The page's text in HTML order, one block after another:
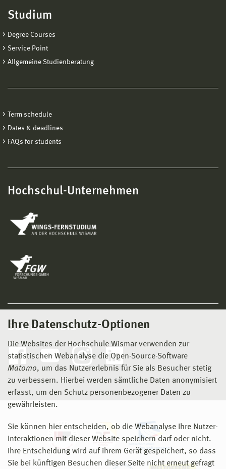
Ihre Datenschutz-Optionen
Die Websites der Hochschule Wismar verwenden zur
statistischen Webanalyse die Open-Source-Software
Matomo, um das Nutzererlebnis für Sie als Besucher stetig
zu verbessern. Hierbei werden sämtliche Daten anonymisiert
erfasst, um den Schutz personenbezogener Daten zu
gewährleisten.
Sie können hier entscheiden, ob die Webanalyse Ihre Nutzer-
Interaktionen mit dieser Website speichern darf oder nicht.
Ihre Entscheidung wird auf ihrem Gerät gespeichert, so dass
Sie bei künftigen Besuchen dieser Seite nicht erneut gefragt
Studium
Degree Courses
Service Point
Allgemeine Studienberatung
Term schedule
Dates & deadlines
FAQs for students
Hochschul-Unternehmen
Social Media